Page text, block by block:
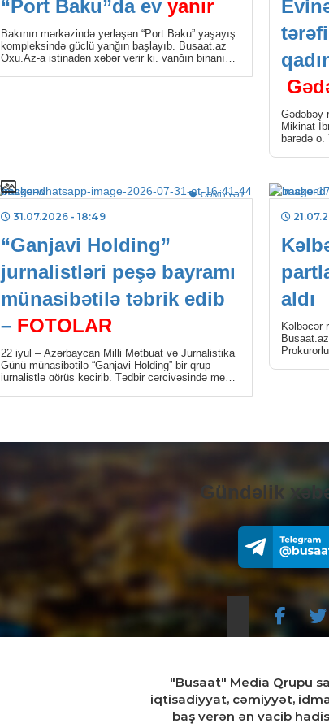
“Port Baku”da ev yanır
Bakının mərkəzində yerləşən “Port Baku” yaşayış
kompleksində güclü yanğın başlayıb. Busaat.az
Oxu.Az-a istinadən xəbər verir ki, yanğın binanın
Gədəbəy
Mikinat
barədə o,
CƏMIYYƏT
31.07.2026 - 18:49
“Ganjavi Holding”
jurnalistləri peşə bayramı
münasibətilə təbrik edib
– FOTOLAR
22 iyul – Azərbaycan Milli Mətbuat və Jurnalistika
Günü münasibətilə “Ganjavi Holding” bir qrup
jurnalistlə görüş keçirib. Tədbir çərçivəsində media
aldı
Kəlbəcər
Gündəlik
"Busaat" Media Qrupu
iqtisadiyyat, cəmiyyət,
baş verən ən vacib